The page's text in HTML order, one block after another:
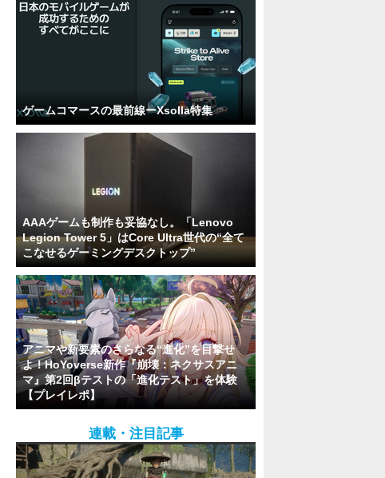
ゲームコマースの最前線ーXsolla特集
AAAゲームも制作も妥協なし。「Lenovo
Legion Tower 5」はCore Ultra世代の“全て
こなせるゲーミングデスクトップ”
アニマや新要素のさらなる“進化”を目撃せ
よ！HoYoverse新作『崩壊：ネクサスアニ
マ』第2回βテストの「進化テスト」を体験
【プレイレポ】
連載・注目記事